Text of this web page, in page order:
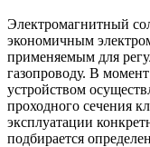
Электромагнитный
экономичным
применяемым для
газопроводу. В
устройством
проходного сечения
эксплуатации
подбирается